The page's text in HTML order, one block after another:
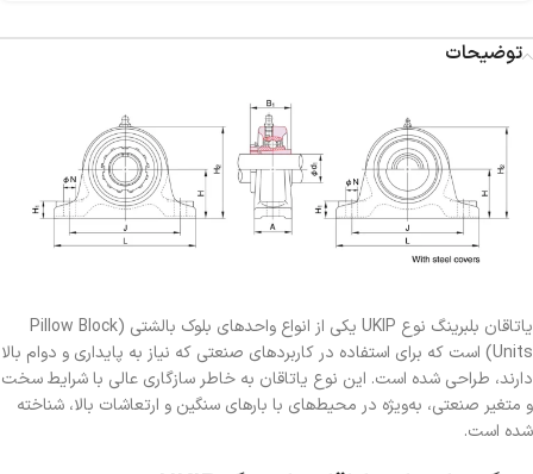
توضیحات
یاتاقان بلبرینگ نوع UKIP یکی از انواع واحدهای بلوک بالشتی (Pillow Block
Units) است که برای استفاده در کاربردهای صنعتی که نیاز به پایداری و دوام بالا
دارند، طراحی شده است. این نوع یاتاقان به خاطر سازگاری عالی با شرایط سخت
و متغیر صنعتی، به‌ویژه در محیط‌های با بارهای سنگین و ارتعاشات بالا، شناخته
شده است.